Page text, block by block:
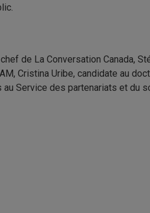
de La Conversation Canada,
Cristina Uribe, candidate au
Service des partenariats et du